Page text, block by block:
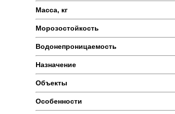
Масса, кг
Морозостойкость
Водонепроницаемость
Назначение
Объекты
Особенности